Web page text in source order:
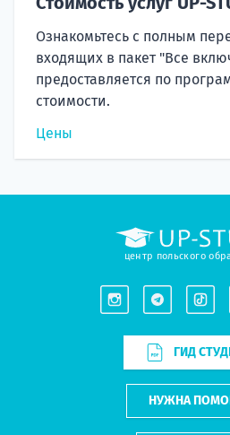
Ознакомьтесь с полным
входящих в пакет "Все
предоставляется по
стоимости.
Цены
центр польского
ГИД
НУЖНА